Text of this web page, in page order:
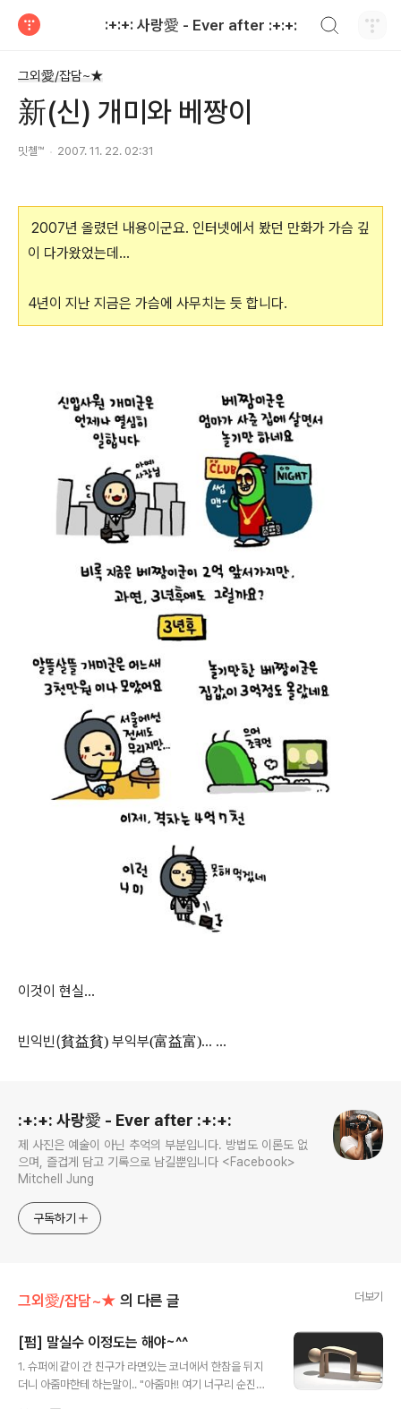
:+:+: 사랑愛 - Ever after :+:+:
그외愛/잡담~★
新(신) 개미와 베짱이
밋첼™ 2007. 11. 22. 02:31
2007년 올렸던 내용이군요. 인터넷에서 봤던 만화가 가슴 깊
이 다가왔었는데...
4년이 지난 지금은 가슴에 사무치는 듯 합니다.
이것이 현실...
빈익빈(貧益貧) 부익부(富益富)... ...
:+:+: 사랑愛 - Ever after :+:+:
제 사진은 예술이 아닌 추억의 부분입니다. 방법도 이론도 없
으며, 즐겁게 담고 기록으로 남길뿐입니다 <Facebook>
Mitchell Jung
구독하기
그외愛/잡담~★ 의 다른 글 더보기
[펌] 말실수 이정도는 해야~^^
1. 슈퍼에 같이 간 친구가 라면있는 코너에서 한참을 뒤지
더니 아줌마한테 하는말이.. "아줌마!! 여기 너구리 순진한